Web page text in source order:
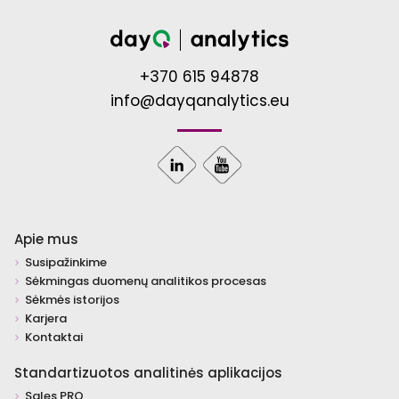
+370 615 94878
info@dayqanalytics.eu
Apie mus
Susipažinkime
Sėkmingas duomenų analitikos procesas
Sėkmės istorijos
Karjera
Kontaktai
Standartizuotos analitinės aplikacijos